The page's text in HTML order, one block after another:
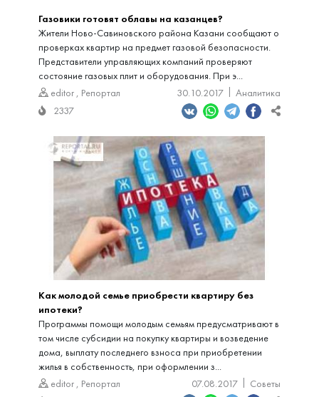
Газовики готовят облавы на казанцев?
Жители Ново-Савиновского района Казани сообщают о
проверках квартир на предмет газовой безопасности.
Представители управляющих компаний проверяют
состояние газовых плит и оборудования. При э...
editor , Репортал 30.10.2017
Аналитика
2337
Как молодой семье приобрести квартиру без
ипотеки?
Программы помощи молодым семьям предусматривают в
том числе субсидии на покупку квартиры и возведение
дома, выплату последнего взноса при приобретении
жилья в собственность, при оформлении з...
editor , Репортал 07.08.2017
Советы